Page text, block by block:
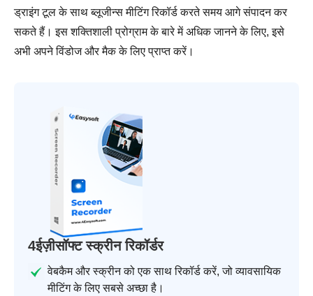
ड्राइंग टूल के साथ ब्लूजीन्स मीटिंग रिकॉर्ड करते समय आगे संपादन कर
सकते हैं। इस शक्तिशाली प्रोग्राम के बारे में अधिक जानने के लिए, इसे
अभी अपने विंडोज और मैक के लिए प्राप्त करें।
4ईज़ीसॉफ्ट स्क्रीन रिकॉर्डर
वेबकैम और स्क्रीन को एक साथ रिकॉर्ड करें, जो व्यावसायिक
मीटिंग के लिए सबसे अच्छा है।